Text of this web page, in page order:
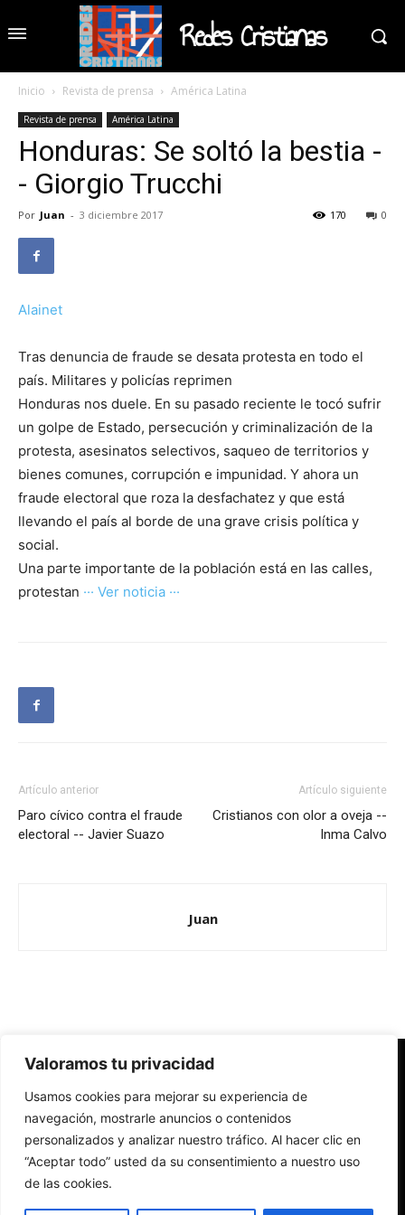
Valoramos tu privacidad
Usamos cookies para mejorar su experiencia de
navegación, mostrarle anuncios o contenidos
personalizados y analizar nuestro tráfico. Al hacer clic en
“Aceptar todo” usted da su consentimiento a nuestro uso
de las cookies.
Redes Cristianas
Inicio Revista de prensa América Latina
Revista de prensa América Latina
Honduras: Se soltó la bestia -
- Giorgio Trucchi
Por Juan - 3 diciembre 2017 0
170
Alainet
Tras denuncia de fraude se desata protesta en todo el
país. Militares y policías reprimen
Honduras nos duele. En su pasado reciente le tocó sufrir
un golpe de Estado, persecución y criminalización de la
protesta, asesinatos selectivos, saqueo de territorios y
bienes comunes, corrupción e impunidad. Y ahora un
fraude electoral que roza la desfachatez y que está
llevando el país al borde de una grave crisis política y
social.
Una parte importante de la población está en las calles,
protestan ··· Ver noticia ···
Artículo anterior
Paro cívico contra el fraude
electoral -- Javier Suazo
Artículo siguiente
Cristianos con olor a oveja --
Inma Calvo
Juan
Redes Cristianas
Una mirada alternativa sobre la Iglesia católica y la sociedad
- Colectivos de Redes Cristianas